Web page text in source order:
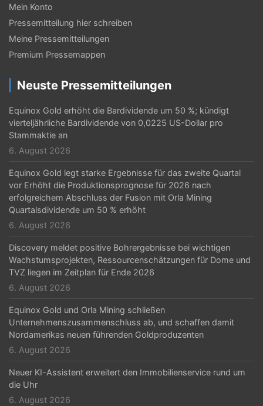
Mein Konto
Pressemitteilung hier schreiben
Meine Pressemitteilungen
Premium Pressemappen
Neuste Pressemitteilungen
Equinox Gold erhöht die Bardividende um 50 %; kündigt
vierteljährliche Bardividende von 0,0225 US-Dollar pro
Stammaktie an
6. August 2026
Equinox Gold legt starke Ergebnisse für das zweite Quartal
vor Erhöht die Produktionsprognose für 2026 nach
erfolgreichem Abschluss der Fusion mit Orla Mining
Quartalsdividende um 50 % erhöht
6. August 2026
Discovery meldet positive Bohrergebnisse bei wichtigen
Wachstumsprojekten, Ressourcenschätzungen für Dome und
TVZ liegen im Zeitplan für Ende 2026
6. August 2026
Equinox Gold und Orla Mining schließen
Unternehmenszusammenschluss ab, und schaffen damit
Nordamerikas neuen führenden Goldproduzenten
6. August 2026
Neuer KI-Assistent erweitert den Immobilienservice rund um
die Uhr
6. August 2026